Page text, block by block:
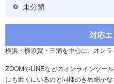
未分類
対応
横浜・横須賀・三浦を中心に、オンラ
ZOOMやLINEなどのオンラインツー
にも近くにいるのと同様のきめ細かな